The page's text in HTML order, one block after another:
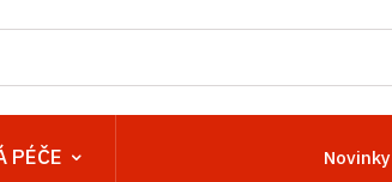
PÉČE Novinky